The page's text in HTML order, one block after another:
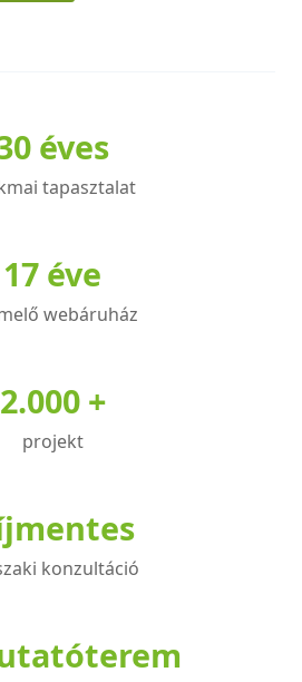
éves
tapasztalat
17 éve
webáruház
2.000 +
projekt
konzultáció